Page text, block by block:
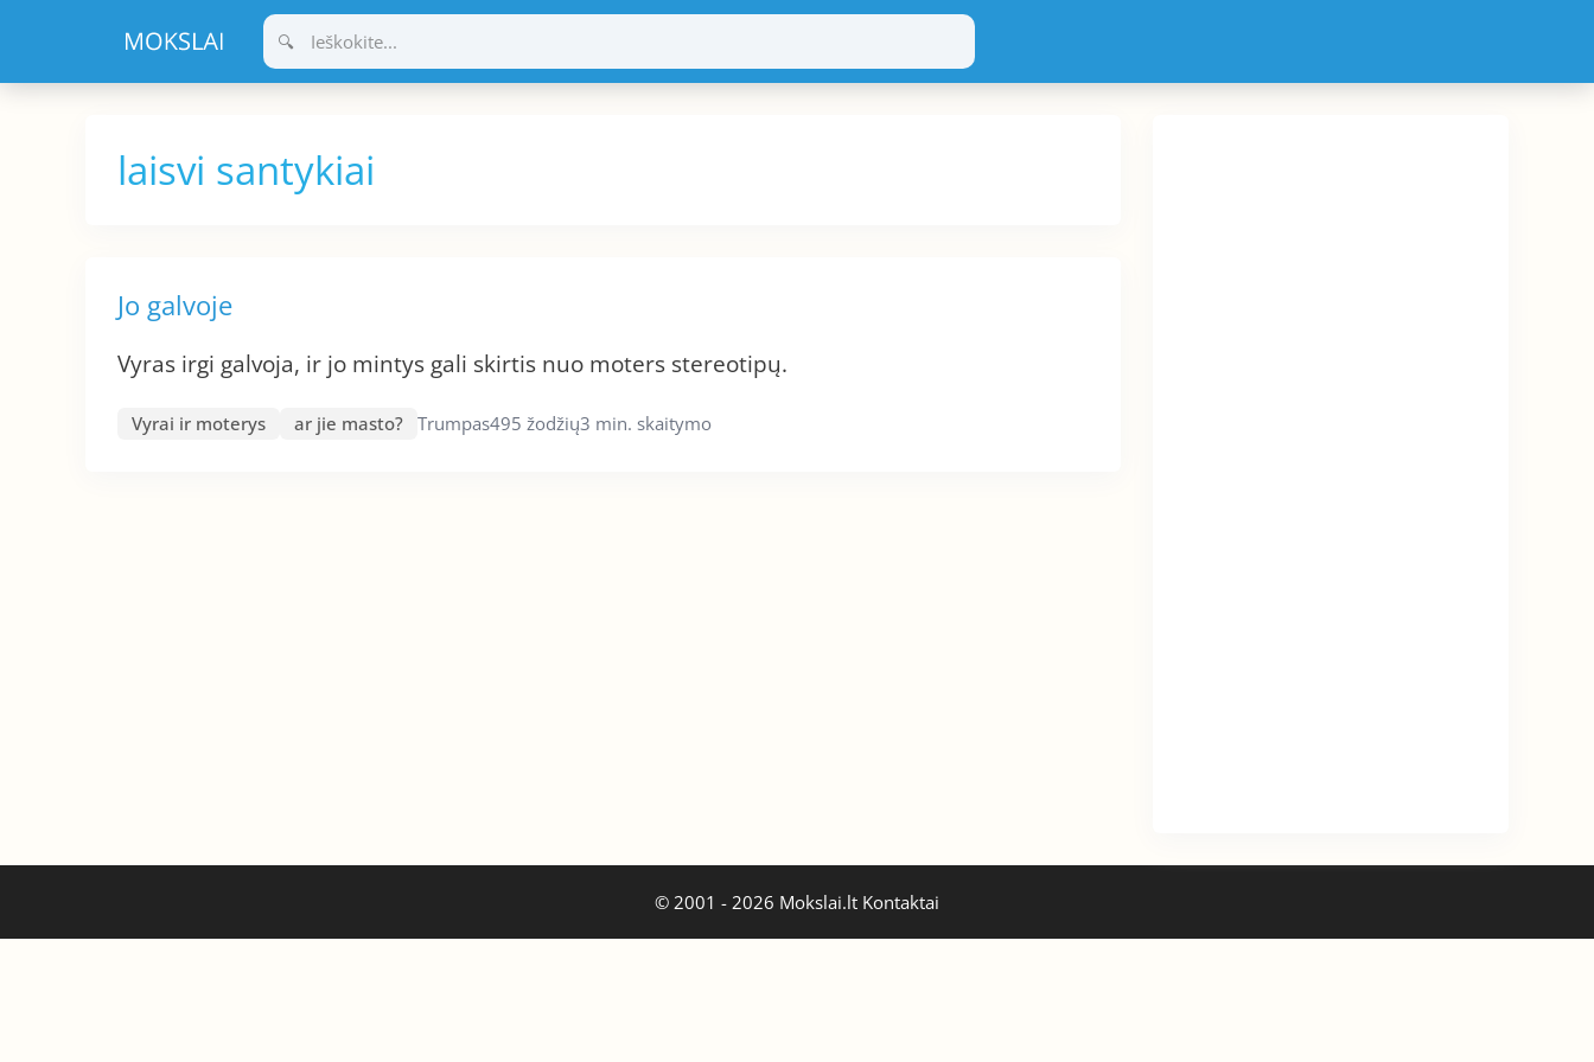
turinio
laisvi santykiai
Jo galvoje
Vyras irgi galvoja, ir jo mintys gali skirtis nuo moters stereotipų.
Vyrai ir moterys ar jie masto? Trumpas495 žodžių3 min. skaitymo
© 2001 - 2026 Mokslai.lt Kontaktai